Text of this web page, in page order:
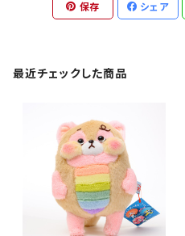
保存 シェア
最近チェックした商品